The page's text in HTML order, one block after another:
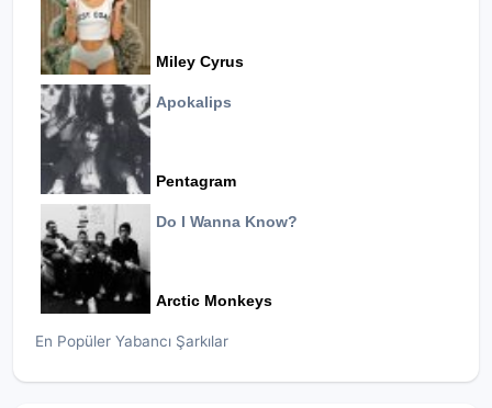
Miley Cyrus
Apokalips
Pentagram
Do I Wanna Know?
Arctic Monkeys
En Popüler Yabancı Şarkılar